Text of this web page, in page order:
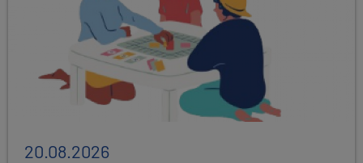
20.08.2026